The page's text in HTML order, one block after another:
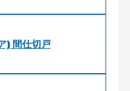
) 間仕切戸